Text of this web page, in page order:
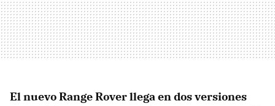
El nuevo Range Rover llega en dos versiones